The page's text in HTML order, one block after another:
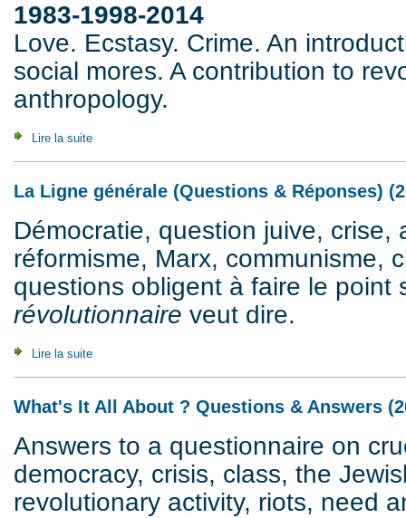
1983-1998-2014
Love. Ecstasy. Crime. An
social mores. A contribution to
anthropology.
Lire la suite
La Ligne générale (Questions & Réponses)
Démocratie, question juive, crise,
réformisme, Marx, communisme,
questions obligent à faire le point
révolutionnaire veut dire.
Lire la suite
What's It All About ? Questions & Answers
Answers to a questionnaire on
democracy, crisis, class, the
revolutionary activity, riots, need